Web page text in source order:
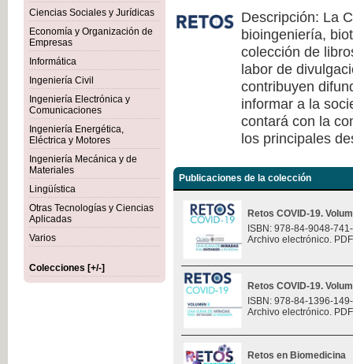
Ciencias Sociales y Jurídicas
Economía y Organización de
Empresas
Informática
Ingeniería Civil
Ingeniería Electrónica y
Comunicaciones
Ingeniería Energética,
Eléctrica y Motores
Ingeniería Mecánica y de
Materiales
Lingüística
Otras Tecnologías y Ciencias
Aplicadas
Varios
Colecciones [+/-]
Descripción: La
bioingeniería,
colección de
labor de
contribuyen
informar a la
contará con la
los principales
Publicaciones de la colección
Retos COVID-19.
ISBN: 978-84-9048-
Archivo electrónico.
Retos COVID-19.
ISBN: 978-84-1396-
Archivo electrónico.
Retos en Biomedicina